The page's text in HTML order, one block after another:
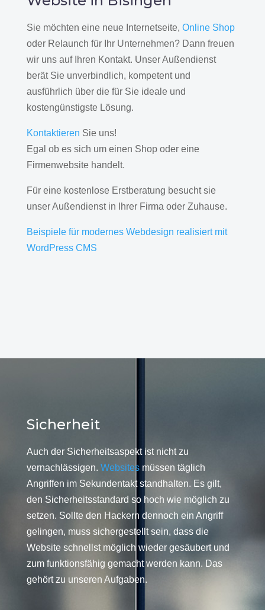
Sie möchten eine neue Internetseite, Online Shop
oder Relaunch für Ihr Unternehmen? Dann freuen
wir uns auf Ihren Kontakt. Unser Außendienst
berät Sie unverbindlich, kompetent und
ausführlich über die für Sie ideale und
kostengünstigste Lösung.
Kontaktieren Sie uns!
Egal ob es sich um einen Shop oder eine
Firmenwebsite handelt.
Für eine kostenlose Erstberatung besucht sie
unser Außendienst in Ihrer Firma oder Zuhause.
Beispiele für modernes Webdesign realisiert mit
WordPress CMS
Sicherheit
Auch der Sicherheitsaspekt ist nicht zu
vernachlässigen. Websitesmüssen täglich
Angriffen im Sekundentakt standhalten. Es gilt,
den Sicherheitsstandard so hoch wie möglich zu
setzen. Sollte den Hackern dennoch ein Angriff
gelingen, muss sichergestellt sein, dass die
Website schnellst möglich wieder gesäubert und
zum funktionsfähig gemacht werden kann. Das
gehört zu unseren Aufgaben.